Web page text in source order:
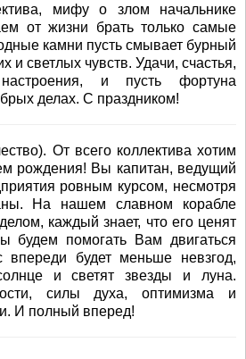
мифу о злом начальнике
от жизни брать только самые
камни пусть смывает бурный
и светлых чувств. Удачи, счастья,
и пусть фортуна
делах. С праздником!
От всего коллектива хотим
рождения! Вы капитан, ведущий
ровным курсом, несмотря
На нашем славном корабле
каждый знает, что его ценят
помогать Вам двигаться
впереди будет меньше невзгод,
и светят звезды и луна.
силы духа, оптимизма и
И полный вперед!